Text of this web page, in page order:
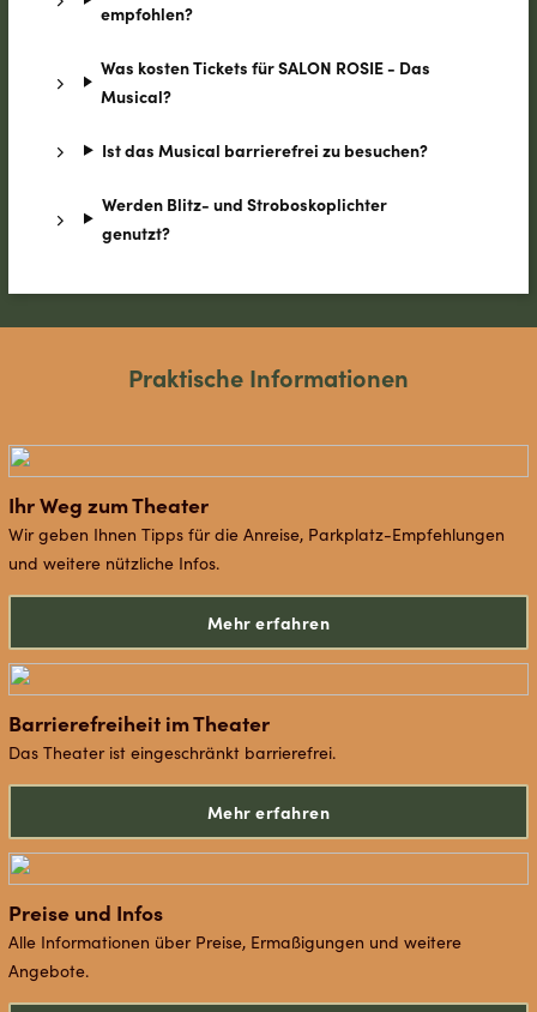
empfohlen?
Was kosten Tickets für SALON ROSIE - Das
Musical?
Ist das Musical barrierefrei zu besuchen?
Werden Blitz- und Stroboskoplichter
genutzt?
Praktische Informationen
Ihr Weg zum Theater
Wir geben Ihnen Tipps für die Anreise, Parkplatz-Empfehlungen
und weitere nützliche Infos.
Mehr erfahren
Barrierefreiheit im Theater
Das Theater ist eingeschränkt barrierefrei.
Mehr erfahren
Preise und Infos
Alle Informationen über Preise, Ermaßigungen und weitere
Angebote.